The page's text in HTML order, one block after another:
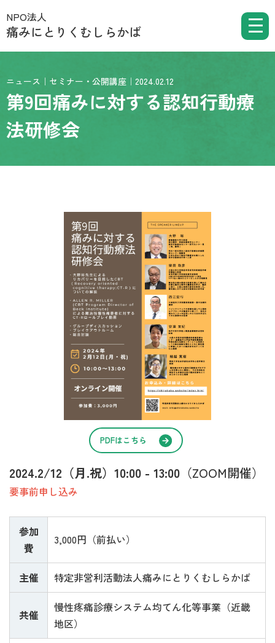
NPO法人
痛みにとりくむしらかば
ニュース｜セミナー・公開講座｜2024.02.12
第9回痛みに対する認知行動療
法研修会
PDFはこちら
2024.2/12（月.祝）10:00 - 13:00 （ZOOM開催）
要事前申し込み
参加
費
3,000円（前払い）
主催 特定非営利活動法人痛みにとりくむしらかば
共催
慢性疼痛診療システム均てん化等事業（近畿
地区）